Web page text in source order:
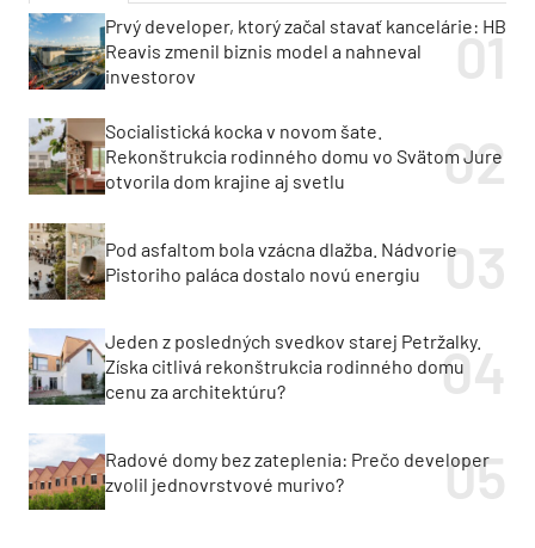
Prvý developer, ktorý začal stavať kancelárie: HB
Reavis zmenil biznis model a nahneval
investorov
Socialistická kocka v novom šate.
Rekonštrukcia rodinného domu vo Svätom Jure
otvorila dom krajine aj svetlu
Pod asfaltom bola vzácna dlažba. Nádvorie
Pistoriho paláca dostalo novú energiu
Jeden z posledných svedkov starej Petržalky.
Získa citlivá rekonštrukcia rodinného domu
cenu za architektúru?
Radové domy bez zateplenia: Prečo developer
zvolil jednovrstvové murivo?